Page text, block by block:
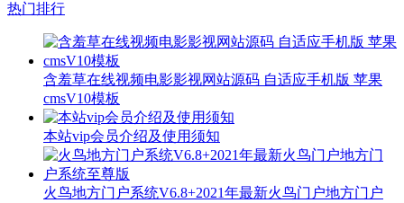
热门排行
含羞草在线视频电影影视网站源码 自适应手机版 苹果
cmsV10模板
本站vip会员介绍及使用须知
火鸟地方门户系统V6.8+2021年最新火鸟门户地方门户